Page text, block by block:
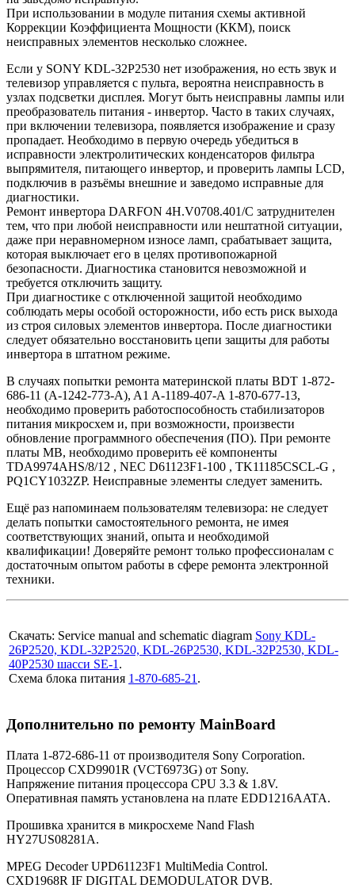
При использовании в модуле питания схемы активной
Коррекции Коэффициента Мощности (ККМ), поиск
неисправных элементов несколько сложнее.
Если у SONY KDL-32P2530 нет изображения, но есть звук и
телевизор управляется с пульта, вероятна неисправность в
узлах подсветки дисплея. Могут быть неисправны лампы или
преобразователь питания - инвертор. Часто в таких случаях,
при включении телевизора, появляется изображение и сразу
пропадает. Необходимо в первую очередь убедиться в
исправности электролитических конденсаторов фильтра
выпрямителя, питающего инвертор, и проверить лампы LCD,
подключив в разъёмы внешние и заведомо исправные для
диагностики.
Ремонт инвертора DARFON 4H.V0708.401/C затруднителен
тем, что при любой неисправности или нештатной ситуации,
даже при неравномерном износе ламп, срабатывает защита,
которая выключает его в целях противопожарной
безопасности. Диагностика становится невозможной и
требуется отключить защиту.
При диагностике с отключенной защитой необходимо
соблюдать меры особой осторожности, ибо есть риск выхода
из строя силовых элементов инвертора. После диагностики
следует обязательно восстановить цепи защиты для работы
инвертора в штатном режиме.
В случаях попытки ремонта материнской платы BDT 1-872-
686-11 (A-1242-773-A), A1 A-1189-407-A 1-870-677-13,
необходимо проверить работоспособность стабилизаторов
питания микросхем и, при возможности, произвести
обновление программного обеспечения (ПО). При ремонте
платы MB, необходимо проверить её компоненты
TDA9974AHS/8/12 , NEC D61123F1-100 , TK11185CSCL-G ,
PQ1CY1032ZP. Неисправные элементы следует заменить.
Ещё раз напоминаем пользователям телевизора: не следует
делать попытки самостоятельного ремонта, не имея
соответствующих знаний, опыта и необходимой
квалификации! Доверяйте ремонт только профессионалам с
достаточным опытом работы в сфере ремонта электронной
техники.
Cкачать: Service manual and schematic diagram Sony KDL-
26P2520, KDL-32P2520, KDL-26P2530, KDL-32P2530, KDL-
40P2530 шасси SE-1 .
Схема блока питания 1-870-685-21 .
Дополнительно по ремонту MainBoard
Плата 1-872-686-11 от производителя Sony Corporation.
Процессор CXD9901R (VCT6973G) от Sony.
Напряжение питания процессора CPU 3.3 & 1.8V.
Оперативная память установлена на плате EDD1216AATA.
Прошивка хранится в микросхеме Nand Flash
HY27US08281A.
MPEG Decoder UPD61123F1 MultiMedia Control.
CXD1968R IF DIGITAL DEMODULATOR DVB.